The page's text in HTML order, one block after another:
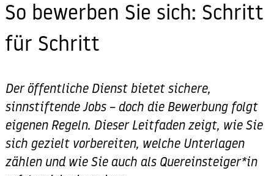
So bewerben Sie sich: Schritt
für Schritt
Der öffentliche Dienst bietet sichere,
sinnstiftende Jobs – doch die Bewerbung folgt
eigenen Regeln. Dieser Leitfaden zeigt, wie Sie
sich gezielt vorbereiten, welche Unterlagen
zählen und wie Sie auch als Quereinsteiger*in